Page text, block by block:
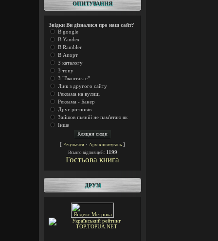
ОПИТУВАННЯ
Звідки Ви дізналися про наш сайт?
В google
В Yandex
В Rambler
В Апорт
З каталогу
З топу
З "Вконтакте"
Лінк з другого сайту
Реклама на вулиці
Реклама - Банер
Друг розповів
Зайшов пьяній не пам'ятаю як
Інше
[ Результати · Архів опитувань ]
Всього відповідей: 1199
Гостьова книга
ДРУЗІ